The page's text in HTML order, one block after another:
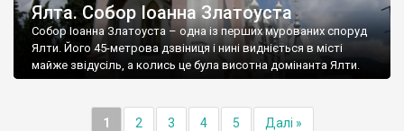
Ялта. Собор Іоанна Златоуста
Собор Іоанна Златоуста – одна із перших мурованих споруд
Ялти. Його 45-метрова дзвіниця і нині видніється в місті
майже звідусіль, а колись це була висотна домінанта Ялти.
1 2 3 4 5 Далі »